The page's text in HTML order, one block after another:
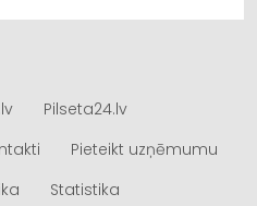
Pilseta24.lv
Pieteikt uzņēmumu
Statistika